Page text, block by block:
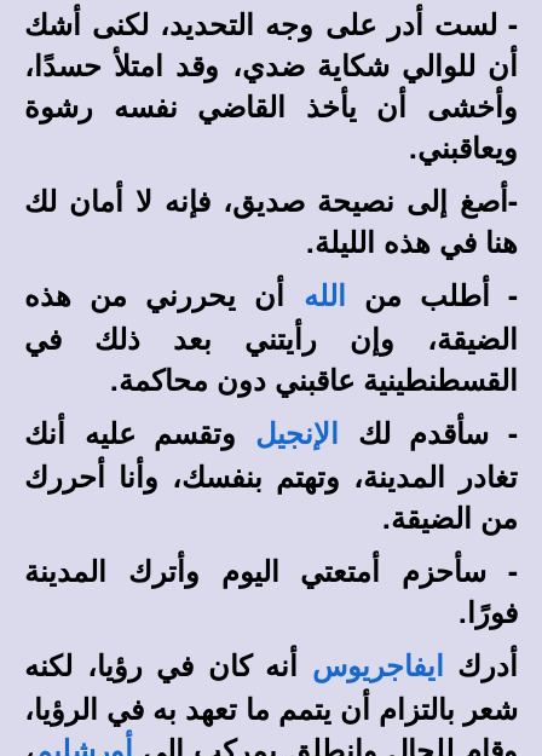
- لست أدر على وجه التحديد، لكنى أشك
أن للوالي شكاية ضدي، وقد امتلأ حسدًا،
وأخشى أن يأخذ القاضي نفسه رشوة
ويعاقبني.
-أصغ إلى نصيحة صديق، فإنه لا أمان لك
هنا في هذه الليلة.
- أطلب من
الله
أن يحررني من هذه
الضيقة، وإن رأيتني بعد ذلك في
القسطنطينية عاقبني دون محاكمة.
- سأقدم لك
الإنجيل
وتقسم عليه أنك
تغادر المدينة، وتهتم بنفسك، وأنا أحررك
من الضيقة.
- سأحزم أمتعتي اليوم وأترك المدينة
فورًا.
أدرك
ايفاجريوس أنه كان في رؤيا، لكنه
شعر بالتزام أن يتمم ما تعهد به في الرؤيا،